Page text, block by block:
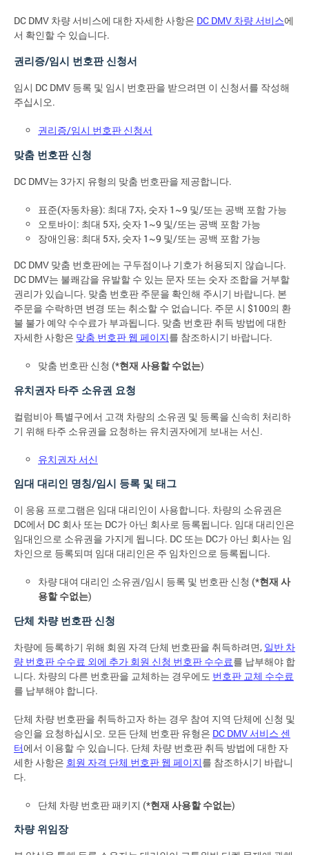
DC DMV 차량 서비스에 대한 자세한 사항은 DC DMV 차량 서비스에
서 확인할 수 있습니다.
권리증/임시 번호판 신청서
임시 DC DMV 등록 및 임시 번호판을 받으려면 이 신청서를 작성해
주십시오.
권리증/임시 번호판 신청서
맞춤 번호판 신청
DC DMV는 3가지 유형의 맞춤 번호판을 제공합니다.
표준(자동차용): 최대 7자, 숫자 1~9 및/또는 공백 포함 가능
오토바이: 최대 5자, 숫자 1~9 및/또는 공백 포함 가능
장애인용: 최대 5자, 숫자 1~9 및/또는 공백 포함 가능
DC DMV 맞춤 번호판에는 구두점이나 기호가 허용되지 않습니다.
DC DMV는 불쾌감을 유발할 수 있는 문자 또는 숫자 조합을 거부할
권리가 있습니다. 맞춤 번호판 주문을 확인해 주시기 바랍니다. 본
주문을 수락하면 변경 또는 취소할 수 없습니다. 주문 시 $100의 환
불 불가 예약 수수료가 부과됩니다. 맞춤 번호판 취득 방법에 대한
자세한 사항은 맞춤 번호판 웹 페이지를 참조하시기 바랍니다.
맞춤 번호판 신청 (*현재 사용할 수없는)
유치권자 타주 소유권 요청
컬럼비아 특별구에서 고객 차량의 소유권 및 등록을 신속히 처리하
기 위해 타주 소유권을 요청하는 유치권자에게 보내는 서신.
유치권자 서신
임대 대리인 명칭/임시 등록 및 태그
이 응용 프로그램은 임대 대리인이 사용합니다. 차량의 소유권은
DC에서 DC 회사 또는 DC가 아닌 회사로 등록됩니다. 임대 대리인은
임대인으로 소유권을 가지게 됩니다. DC 또는 DC가 아닌 회사는 임
차인으로 등록되며 임대 대리인은 주 임차인으로 등록됩니다.
차량 대여 대리인 소유권/임시 등록 및 번호판 신청 (*현재 사
용할 수없는)
단체 차량 번호판 신청
차량에 등록하기 위해 회원 자격 단체 번호판을 취득하려면, 일반 차
량 번호판 수수료 외에 추가 회원 신청 번호판 수수료를 납부해야 합
니다. 차량의 다른 번호판을 교체하는 경우에도 번호판 교체 수수료
를 납부해야 합니다.
단체 차량 번호판을 취득하고자 하는 경우 참여 지역 단체에 신청 및
승인을 요청하십시오. 모든 단체 번호판 유형은 DC DMV 서비스 센
터에서 이용할 수 있습니다. 단체 차량 번호판 취득 방법에 대한 자
세한 사항은 회원 자격 단체 번호판 웹 페이지를 참조하시기 바랍니
다.
단체 차량 번호판 패키지 (*현재 사용할 수없는)
차량 위임장